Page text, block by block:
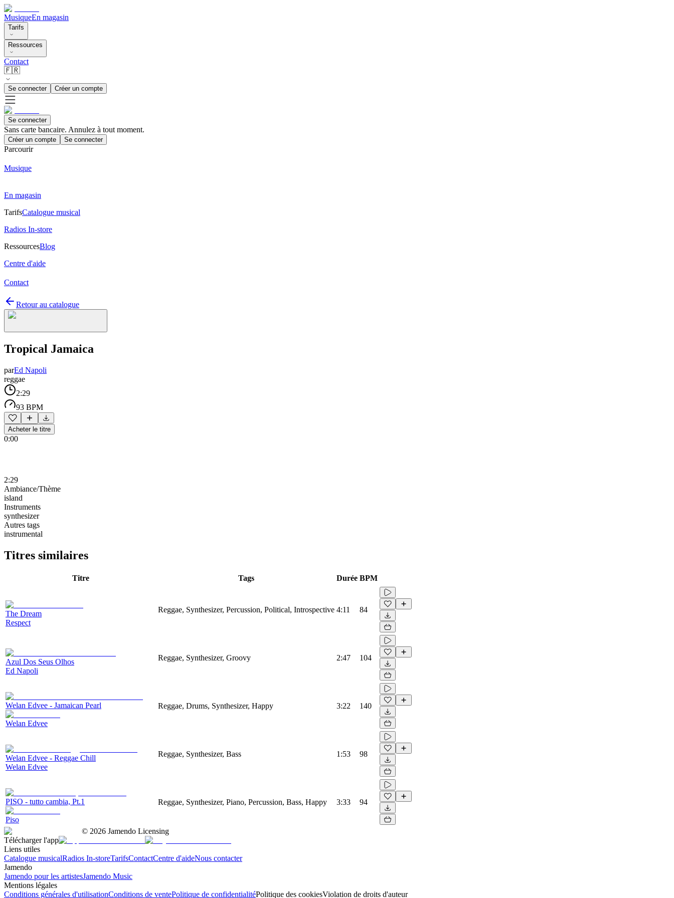
MusiqueEn magasin
Tarifs
Ressources
Contact
🇫🇷
Se connecter Créer un compte
Se connecter
Sans carte bancaire. Annulez à tout moment.
Créer un compte Se connecter
Parcourir
Musique
En magasin
TarifsCatalogue musical
Radios In-store
RessourcesBlog
Centre d'aide
Contact
Retour au catalogue
Tropical Jamaica
parEd Napoli
reggae
2:29
93 BPM
Acheter le titre
0:00
2:29
Ambiance/Thème
island
Instruments
synthesizer
Autres tags
instrumental
Titres similaires
Titre Tags Durée BPM
The Dream
Respect
Reggae, Synthesizer, Percussion, Political, Introspective 4:11 84
Azul Dos Seus Olhos
Ed Napoli
Reggae, Synthesizer, Groovy 2:47 104
Welan Edvee - Jamaican Pearl
Welan Edvee
Reggae, Drums, Synthesizer, Happy 3:22 140
Welan Edvee - Reggae Chill
Welan Edvee
Reggae, Synthesizer, Bass 1:53 98
PISO - tutto cambia, Pt.1
Piso
Reggae, Synthesizer, Piano, Percussion, Bass, Happy 3:33 94
© 2026 Jamendo Licensing
Télécharger l'app
Liens utiles
Catalogue musicalRadios In-storeTarifsContactCentre d'aideNous contacter
Jamendo
Jamendo pour les artistesJamendo Music
Mentions légales
Conditions générales d'utilisationConditions de ventePolitique de confidentialitéPolitique des cookiesViolation de droits d'auteur